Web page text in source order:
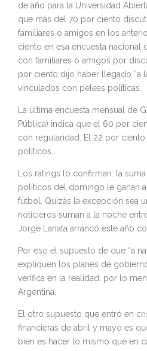
de año para la Universidad
que más del 70 por ciento
familiares o amigos en los
ciento en esa encuesta nacional
con familiares o amigos por
por ciento dijo haber llegado “a
vinculados con peleas políticas.
La última encuesta mensual de
Pública) indica que el 60 por
con regularidad. El 22 por
políticos.
Los ratings lo confirman: la
políticos del domingo le ganan
fútbol. Quizás la excepción sea
noticieros suman a la noche
Jorge Lanata arrancó este año
Por eso el supuesto de que “a
expliquen los planes de
verifica en la realidad, por lo
Argentina.
El otro supuesto que entró en
financieras de abril y mayo es
bien es hacer lo mismo que en